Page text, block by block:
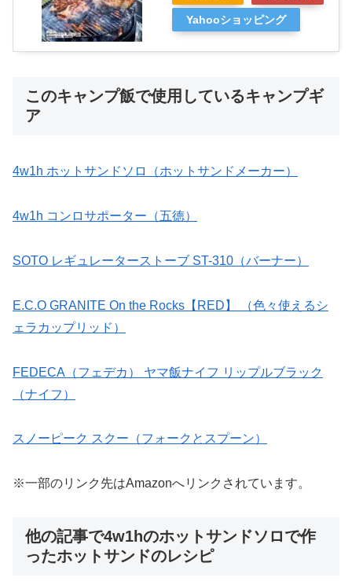
Yahooショッピング
このキャンプ飯で使用しているキャンプギ
ア
4w1h ホットサンドソロ（ホットサンドメーカー）
4w1h コンロサポーター（五徳）
SOTO レギュレーターストーブ ST-310（バーナー）
E.C.O GRANITE On the Rocks【RED】 （色々使えるシ
ェラカップリッド）
FEDECA（フェデカ） ヤマ飯ナイフ リップルブラック
（ナイフ）
スノーピーク スクー（フォークとスプーン）
※一部のリンク先はAmazonへリンクされています。
他の記事で4w1hのホットサンドソロで作
ったホットサンドのレシピ